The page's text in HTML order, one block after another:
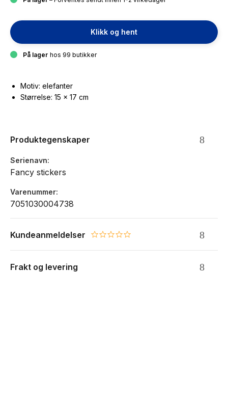
Klikk og hent
På lager hos 99 butikker
Motiv: elefanter
Størrelse: 15 x 17 cm
Produktegenskaper
Serienavn
Fancy stickers
Varenummer
7051030004738
Kundeanmeldelser 0.0 star rating
Frakt og levering